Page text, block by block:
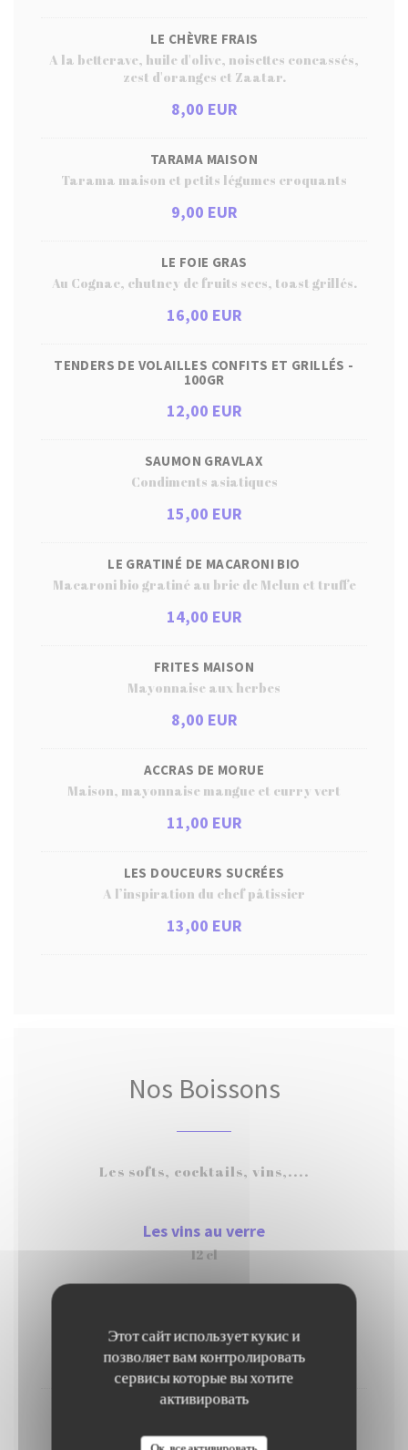
Этот сайт использует кукис и
позволяет вам контролировать
сервисы которые вы хотите
активировать
LE CHÈVRE FRAIS
A la betterave, huile d'olive, noisettes concassés,
zest d'oranges et Zaatar.
8,00 EUR
TARAMA MAISON
Tarama maison et petits légumes croquants
9,00 EUR
LE FOIE GRAS
Au Cognac, chutney de fruits secs, toast grillés.
16,00 EUR
TENDERS DE VOLAILLES CONFITS ET GRILLÉS -
100GR
12,00 EUR
SAUMON GRAVLAX
Condiments asiatiques
15,00 EUR
LE GRATINÉ DE MACARONI BIO
Macaroni bio gratiné au brie de Melun et truffe
14,00 EUR
FRITES MAISON
Mayonnaise aux herbes
8,00 EUR
ACCRAS DE MORUE
Maison, mayonnaise mangue et curry vert
11,00 EUR
LES DOUCEURS SUCRÉES
A l’inspiration du chef pâtissier
13,00 EUR
Nos Boissons
Les softs, cocktails, vins,....
Les vins au verre
12 cl
Sauvignon blanc Domaine Jean-Michel Sobre
9,00 EUR
SAUMUR CUVÉE L'ORANGETTE